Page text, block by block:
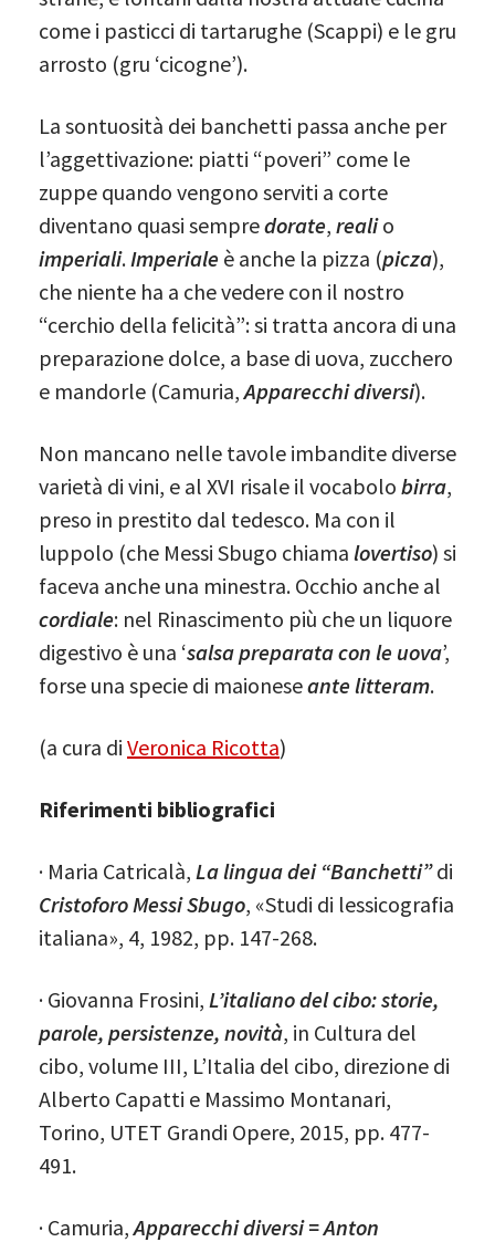
come i pasticci di tartarughe (Scappi) e le gru
arrosto (gru ‘cicogne’).
La sontuosità dei banchetti passa anche per
l’aggettivazione: piatti “poveri” come le
zuppe quando vengono serviti a corte
diventano quasi sempredorate, realio
imperiali. Imperiale è anche la pizza (picza),
che niente ha a che vedere con il nostro
“cerchio della felicità”: si tratta ancora di una
preparazione dolce, a base di uova, zucchero
e mandorle (Camuria,Apparecchi diversi).
Non mancano nelle tavole imbandite diverse
varietà di vini, e al XVI risale il vocabolo birra,
preso in prestito dal tedesco. Ma con il
luppolo (che Messi Sbugo chiama lovertiso) si
faceva anche una minestra. Occhio anche al
cordiale: nel Rinascimento più che un liquore
digestivo è una ‘salsa preparata con le uova’,
forse una specie di maioneseante litteram.
(a cura di Veronica Ricotta)
Riferimenti bibliografici
· Maria Catricalà, La lingua dei “Banchetti”di
Cristoforo Messi Sbugo, «Studi di lessicografia
italiana», 4, 1982, pp. 147-268.
· Giovanna Frosini, L’italiano del cibo: storie,
parole, persistenze, novità, in Cultura del
cibo, volume III, L’Italia del cibo, direzione di
Alberto Capatti e Massimo Montanari,
Torino, UTET Grandi Opere, 2015, pp. 477-
491.
· Camuria,Apparecchi diversi = Anton